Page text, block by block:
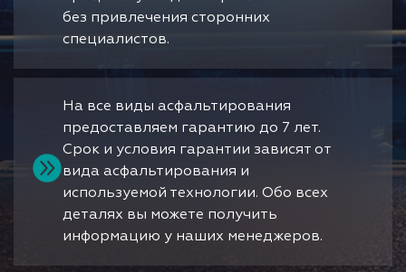
без привлечения сторонних
специалистов.
На все виды асфальтирования
предоставляем гарантию до 7 лет.
Срок и условия гарантии зависят от
вида асфальтирования и
используемой технологии. Обо всех
деталях вы можете получить
информацию у наших менеджеров.